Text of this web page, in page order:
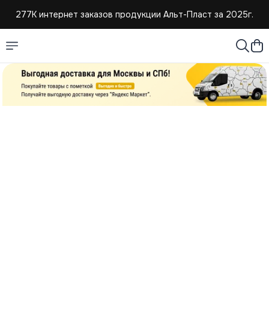
277К интернет заказов продукции Альт-Пласт за 2025г.
Создаем и продаем изделия из пластмассы с 2004г.